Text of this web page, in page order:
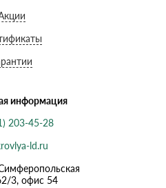
информация
203-45-28
ld.ru
3, офис 54